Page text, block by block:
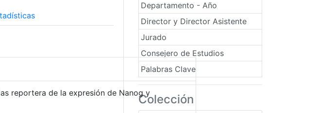
Departamento - Año
Director y Director Asistente
Jurado
Consejero de Estudios
Palabras Clave
Colección
reportera de la expresión de Nanog y